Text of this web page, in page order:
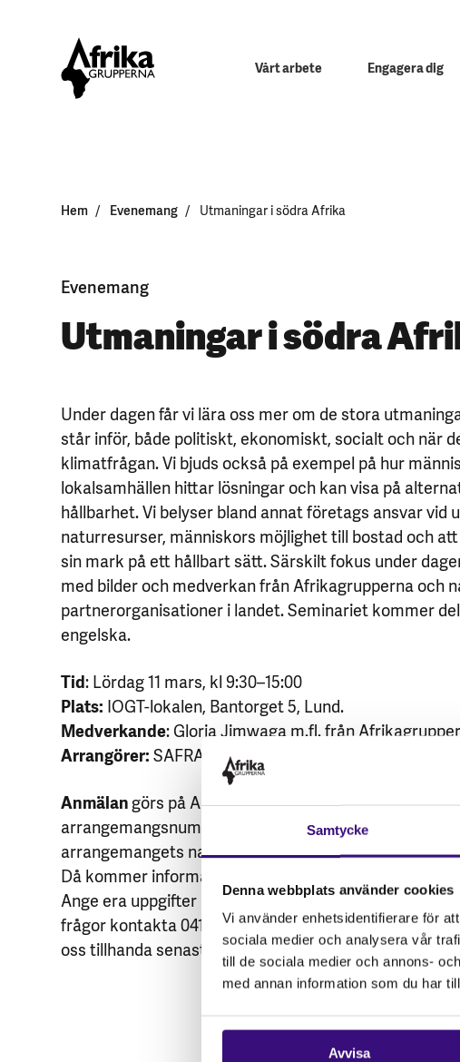
Samtycke
Denna webbplats använder cookies
Vi använder enhetsidentifierare för
sociala medier och analysera vår
till de sociala medier och annons-
med annan information som du har
Avvisa
Vårt arbete Engagera dig
Hem Evenemang Utmaningar i södra Afrika
Evenemang
Utmaningar i södra
Under dagen får vi lära oss mer om de stora
står inför, både politiskt, ekonomiskt, socialt och när
klimatfrågan. Vi bjuds också på exempel på hur
lokalsamhällen hittar lösningar och kan visa på
hållbarhet. Vi belyser bland annat företags ansvar vid
naturresurser, människors möjlighet till bostad och
sin mark på ett hållbart sätt. Särskilt fokus under
med bilder och medverkan från Afrikagrupperna och
partnerorganisationer i landet. Seminariet kommer
engelska.
Tid: Lördag 11 mars, kl 9:30–15:00
Plats: IOGT-lokalen, Bantorget 5, Lund.
Medverkande: Gloria Jimwaga m.fl. från
Arrangörer:SAFRAN, ABF Skåne och Afrikagrupperna.
Anmälangörs på ABF:s hemsida abf.se/skane. Sök på
arrangemangsnummer 117944 i sökrutan eller sök
arrangemangets namn,Utmaningar i södra Afrika –
Då kommer informationen om seminariet upp och
Ange era uppgifter inkl. personnummer. För mer
frågor kontakta 0413-298 89 ellerrory.hall@abf.se.
oss tillhanda senast 3 mars 2023.